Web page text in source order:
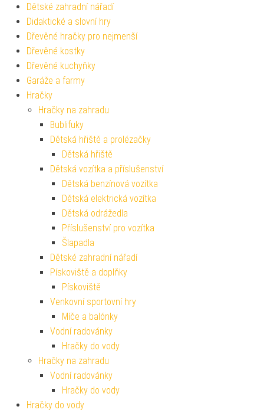
Dětské zahradní nářadí
Didaktické a slovní hry
Dřevěné hračky pro nejmenší
Dřevěné kostky
Dřevěné kuchyňky
Garáže a farmy
Hračky
Hračky na zahradu
Bublifuky
Dětská hřiště a prolézačky
Dětská hřiště
Dětská vozítka a příslušenství
Dětská benzínová vozítka
Dětská elektrická vozítka
Dětská odrážedla
Příslušenství pro vozítka
Šlapadla
Dětské zahradní nářadí
Pískoviště a doplňky
Pískoviště
Venkovní sportovní hry
Míče a balónky
Vodní radovánky
Hračky do vody
Hračky na zahradu
Vodní radovánky
Hračky do vody
Hračky do vody